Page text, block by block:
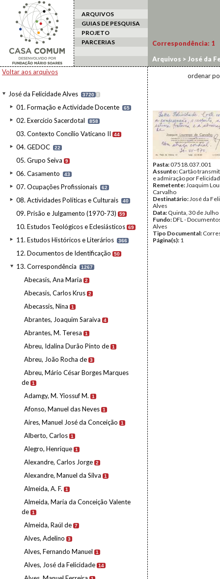
ARQUIVOS
GUIAS DE PESQUISA
PROJETO
PARCERIAS
Voltar aos arquivos
José da Felicidade Alves 3720 I
01. Formação e Actividade Docente 65
02. Exercício Sacerdotal 858
03. Contexto Concílio Vaticano II 44
04. GEDOC 22
05. Grupo Seiva 9
06. Casamento 43
07. Ocupações Profissionais 62
08. Actividades Políticas e Culturais 40
09. Prisão e Julgamento (1970-73) 59
10. Estudos Teológicos e Eclesiásticos 69
11. Estudos Históricos e Literários 366
12. Documentos de Identificação 50
13. Correspondência 1267
Abecasis, Ana Maria 2
Abecasis, Carlos Krus 2
Abecassis, Nina 1
Abrantes, Joaquim Saraiva 4
Abrantes, M. Teresa 1
Abreu, Idalina Durão Pinto de 1
Abreu, João Rocha de 3
Abreu, Mário César Borges Marques
de 1
Adamgy, M. Yiossuf M. 1
Afonso, Manuel das Neves 1
Aires, Manuel José da Conceição 1
Alberto, Carlos 1
Alegro, Henrique 1
Alexandre, Carlos Jorge 2
Alexandre, Manuel da Silva 1
Almeida, A. F. 1
Almeida, Maria da Conceição Valente
de 1
Almeida, Raúl de 7
Alves, Adelino 3
Alves, Fernando Manuel 1
Alves, José da Felicidade 14
Correspondência: 1
Arquivos > José da
ordenar
Pasta:07518.037.001
Assunto: Cartão
e admiração por
Remetente:Joaquim
Carvalho
Destinatário:José da
Alves
Data: Quinta, 30 de
Fundo:DFL -
Alves
Tipo Documental:
Página(s): 1